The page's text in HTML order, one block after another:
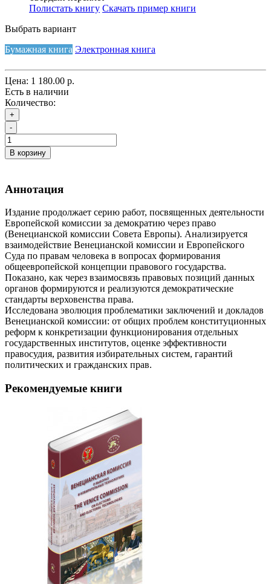
Полистать книгу Скачать пример книги
Выбрать вариант
Бумажная книга Электронная книга
Цена: 1 180.00 р.
Есть в наличии
Количество:
+
-
В корзину
Аннотация
Издание продолжает серию работ, посвященных деятельности
Европейской комиссии за демократию через право
(Венецианской комиссии Совета Европы). Анализируется
взаимодействие Венецианской комиссии и Европейского
Суда по правам человека в вопросах формирования
общеевропейской концепции правового государства.
Показано, как через взаимосвязь правовых позиций данных
органов формируются и реализуются демократические
стандарты верховенства права.
Исследована эволюция проблематики заключений и докладов
Венецианской комиссии: от общих проблем конституционных
реформ к конкретизации функционирования отдельных
государственных институтов, оценке эффективности
правосудия, развития избирательных систем, гарантий
политических и гражданских прав.
Рекомендуемые книги